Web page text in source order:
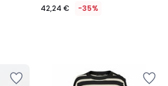
42,24 € -35%